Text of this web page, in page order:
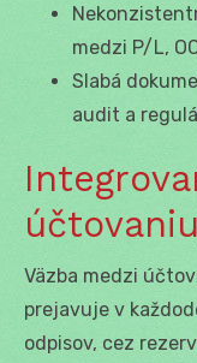
medzi P/L,
Slabá
audit a
Väzba medzi
prejavuje v
odpisov, cez